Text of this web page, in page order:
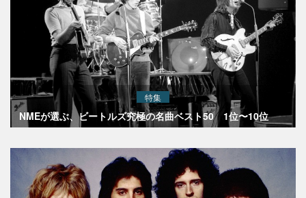
特集
NMEが選ぶ、ビートルズ究極の名曲ベスト50 1位〜10位